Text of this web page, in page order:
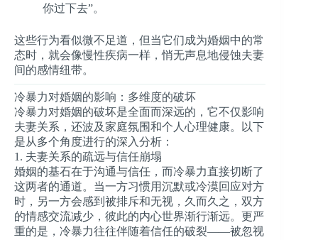
你过下去”。
这些行为看似微不足道，但当它们成为婚姻中的常
态时，就会像慢性疾病一样，悄无声息地侵蚀夫妻
间的感情纽带。
冷暴力对婚姻的影响：多维度的破坏
冷暴力对婚姻的破坏是全面而深远的，它不仅影响
夫妻关系，还波及家庭氛围和个人心理健康。以下
是从多个角度进行的深入分析：
1. 夫妻关系的疏远与信任崩塌
婚姻的基石在于沟通与信任，而冷暴力直接切断了
这两者的通道。当一方习惯用沉默或冷漠回应对方
时，另一方会感到被排斥和无视，久而久之，双方
的情感交流减少，彼此的内心世界渐行渐远。更严
重的是，冷暴力往往伴随着信任的破裂——被忽视